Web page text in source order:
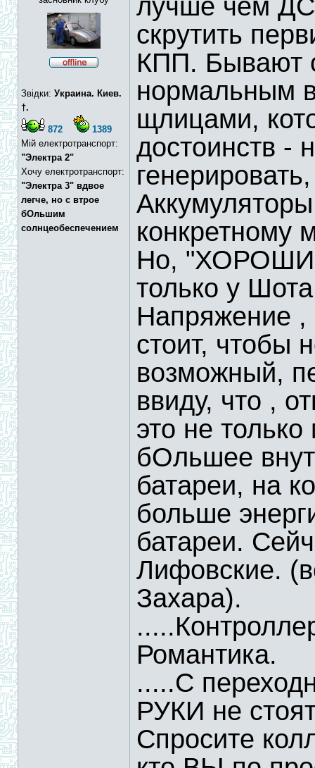
Звідки: Украина. Киев.
†.
872
1389
Мій електротранспорт:
"Электра 2"
Хочу електротранспорт:
"Электра 3" вдвое
легче, но с втрое
бОльшим
солнцеобеспечением
лучше чем
скрутить
КПП. Бывают
нормальным
щлицами,
достоинств -
конкретному
Но,
только у
Напряжение ,
стоит, чтобы
возможный,
ввиду, что ,
это не
бОльшее
батареи, на
больше
батареи.
Лифовские.
Захара).
Романтика.
.....С
РУКИ не
Спросите